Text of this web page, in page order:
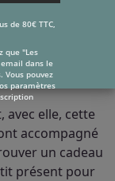
maître,
avec elle, cette
accompagné
un cadeau
présent pour
de 80€ TTC,
que "Les
dans le
Vous pouvez
paramètres